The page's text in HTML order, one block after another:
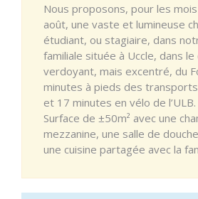
Nous proposons, pour les
août, une vaste et lumineuse
étudiant, ou stagiaire, dans
familiale située à Uccle, dans
verdoyant, mais excentré, du
minutes à pieds des
et 17 minutes en vélo de l’ULB.
Surface de ±50m² avec une
mezzanine, une salle de
une cuisine partagée avec la